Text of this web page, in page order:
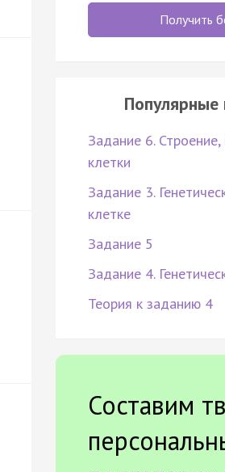
Получить
Задание 6.
клетки
Задание 3.
клетке
Задание 5
Задание 4.
Теория к заданию 4
Составим